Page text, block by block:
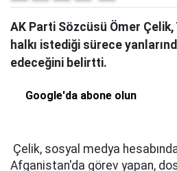
AK Parti Sözcüsü Ömer
halkı istediği sürece
edeceğini belirtti.
Google'da abone olun
Çelik, sosyal medya
Afganistan'da görev yapan,